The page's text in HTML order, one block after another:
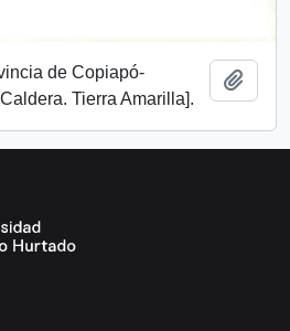
de Copiapó-
Tierra Amarilla].